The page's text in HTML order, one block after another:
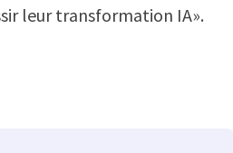
leur transformation IA».